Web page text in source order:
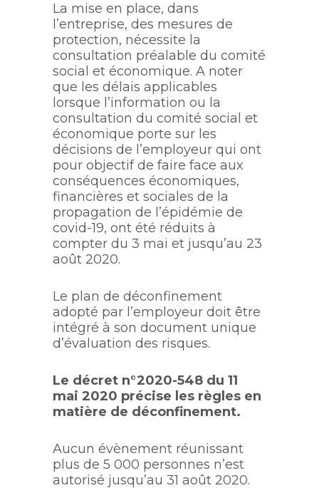
La mise en place, dans
l’entreprise, des mesures de
protection, nécessite la
consultation préalable du comité
social et économique. A noter
que les délais applicables
lorsque l’information ou la
consultation du comité social et
économique porte sur les
décisions de l’employeur qui ont
pour objectif de faire face aux
conséquences économiques,
financières et sociales de la
propagation de l’épidémie de
covid-19, ont été réduits à
compter du 3 mai et jusqu’au 23
août 2020.
Le plan de déconfinement
adopté par l’employeur doit être
intégré à son document unique
d’évaluation des risques.
Le décret n°2020-548 du 11
mai 2020 précise les règles en
matière de déconfinement.
Aucun évènement réunissant
plus de 5 000 personnes n’est
autorisé jusqu’au 31 août 2020.